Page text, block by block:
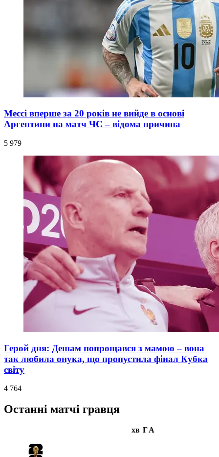
Мессі вперше за 20 років не вийде в основі
Аргентини на матч ЧС – відома причина
5 979
Герой дня: Дешам попрощався з мамою – вона
так любила онука, що пропустила фінал Кубка
світу
4 764
Останні матчі гравця
хв ГА